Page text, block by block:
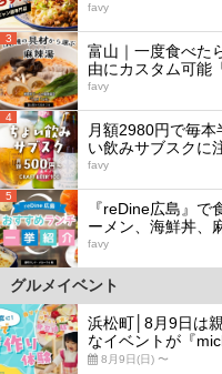
favy
3
富山｜一度食べた
由にカスタム可能
favy
4
月額2980円で毎
い飲みサブスクに
favy
5
『reDine広島』
ーメン、海鮮丼、
favy
グルメイベント
浜松町│8月9日は
なイベントが『
8月9日(日) 〜